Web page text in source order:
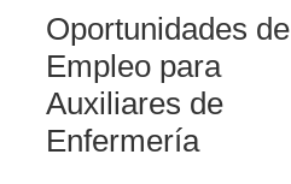
Oportunidades de
Empleo para
Auxiliares de
Enfermería